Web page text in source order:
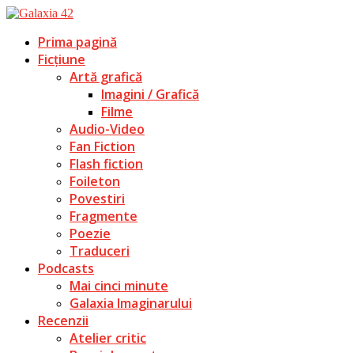
Prima pagină
Ficțiune
Artă grafică
Imagini / Grafică
Filme
Audio-Video
Fan Fiction
Flash fiction
Foileton
Povestiri
Fragmente
Poezie
Traduceri
Podcasts
Mai cinci minute
Galaxia Imaginarului
Recenzii
Atelier critic